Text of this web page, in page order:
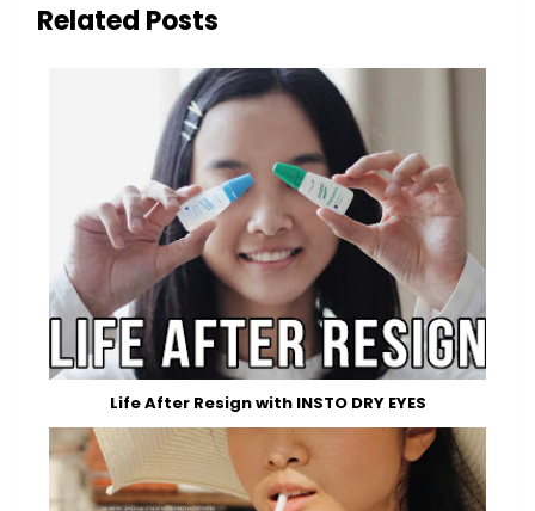
Related Posts
Life After Resign with INSTO DRY EYES